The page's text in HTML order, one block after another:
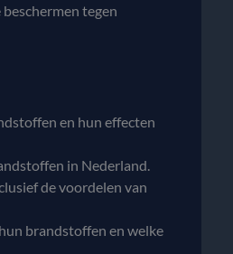
tegen
en hun effecten
in Nederland.
de voordelen van
brandstoffen en welke